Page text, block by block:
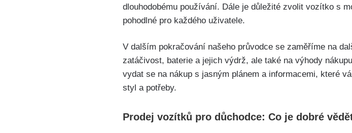
dlouhodobému používání. Dále je důležité zvolit vozítko s
pohodlné pro každého uživatele.
V dalším pokračování našeho průvodce se zaměříme na
zatáčivost, baterie a jejich výdrž, ale také na výhody
vydat se na nákup s jasným plánem a informacemi, které
styl a potřeby.
Prodej vozítků pro důchodce: Co je dobré